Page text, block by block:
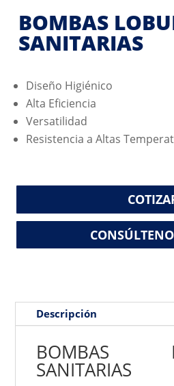
BOMBAS
SANITARIAS
Diseño Higiénico
Alta Eficiencia
Versatilidad
Resistencia a Altas
Descripción
BOMBAS
SANITARIAS